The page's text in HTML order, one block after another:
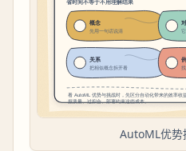
AutoML优势